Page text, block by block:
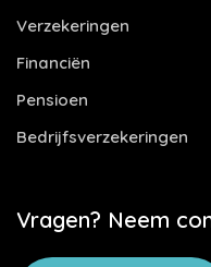
Verzekeringen
Financiën
Pensioen
Bedrijfsverzekeringen
Vragen? Neem